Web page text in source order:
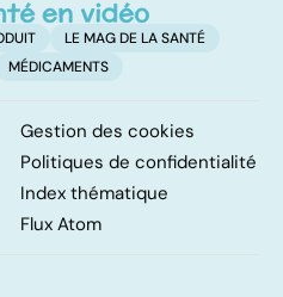
LE MAG DE LA SANTÉ
MÉDICAMENTS
Gestion des cookies
Politiques de confidentialité
Index thématique
Flux Atom